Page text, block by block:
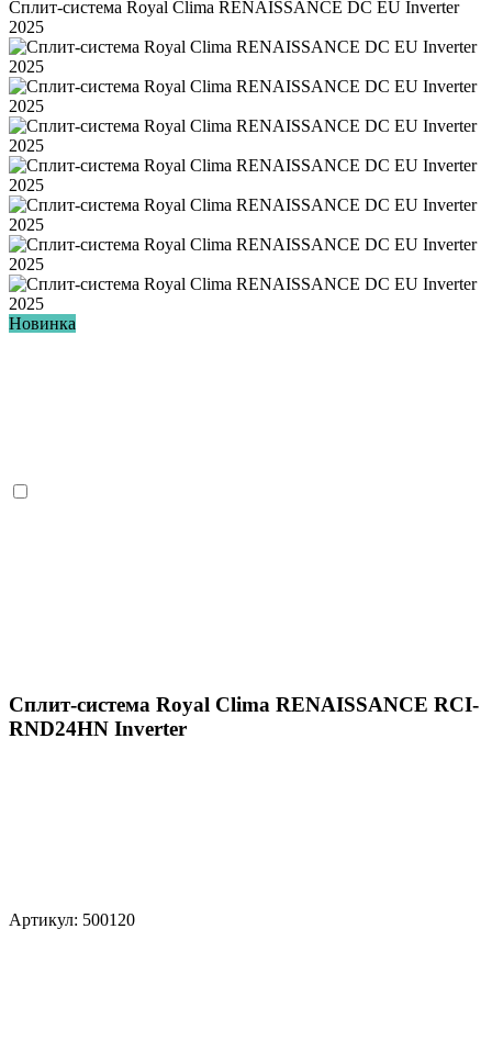
Сплит-система Royal Clima RENAISSANCE DC EU Inverter
2025
Новинка
Сплит-система Royal Clima RENAISSANCE RCI-
RND24HN Inverter
Артикул: 500120